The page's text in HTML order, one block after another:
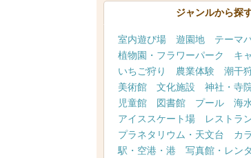
ジャンルから探
室内遊び場 遊園地 テーマ
植物園・フラワーパーク
キ
いちご狩り
農業体験 潮干
美術館
文化施設 神社・寺
児童館
図書館 プール 海
アイススケート場
レストラ
プラネタリウム・天文台
カ
駅・空港・港
写真館・レン